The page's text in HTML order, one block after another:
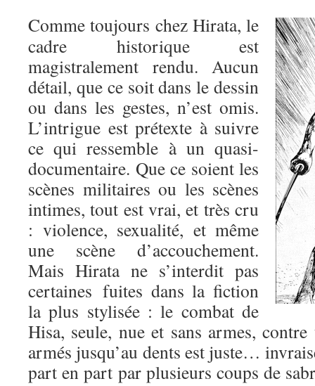
Comme toujours chez Hirata, le
cadre historique est
magistralement rendu. Aucun
détail, que ce soit dans le dessin
ou dans les gestes, n’est omis.
L’intrigue est prétexte à suivre
ce qui ressemble à un quasi-
documentaire. Que ce soient les
scènes militaires ou les scènes
intimes, tout est vrai, et très cru
: violence, sexualité, et même
une scène d’accouchement.
Mais Hirata ne s’interdit pas
certaines fuites dans la fiction
la plus stylisée : le combat de
Hisa, seule, nue et sans armes,
armés jusqu’au dents est juste…
part en part par plusieurs coups de